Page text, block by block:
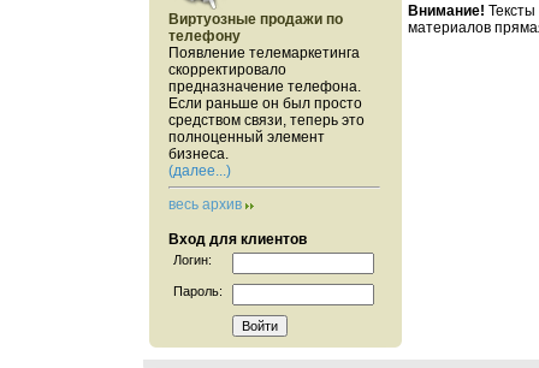
Виртуозные продажи по
телефону
Появление телемаркетинга
скорректировало
предназначение телефона.
Если раньше он был просто
средством связи, теперь это
полноценный элемент
бизнеса.
(далее...)
весь архив
Вход для клиентов
Логин:
Пароль:
Внимание!
материалов